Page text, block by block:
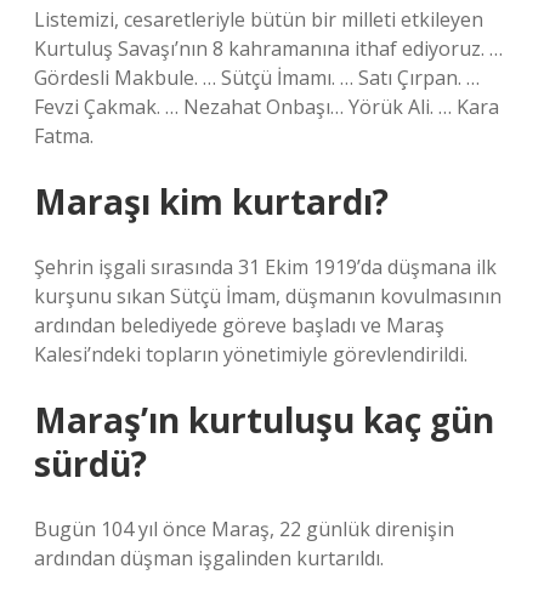
Listemizi, cesaretleriyle bütün bir milleti etkileyen
Kurtuluş Savaşı’nın 8 kahramanına ithaf ediyoruz. …
Gördesli Makbule. … Sütçü İmamı. … Satı Çırpan. …
Fevzi Çakmak. … Nezahat Onbaşı… Yörük Ali. … Kara
Fatma.
Maraşı kim kurtardı?
Şehrin işgali sırasında 31 Ekim 1919’da düşmana ilk
kurşunu sıkan Sütçü İmam, düşmanın kovulmasının
ardından belediyede göreve başladı ve Maraş
Kalesi’ndeki topların yönetimiyle görevlendirildi.
Maraş’ın kurtuluşu kaç gün
sürdü?
Bugün 104 yıl önce Maraş, 22 günlük direnişin
ardından düşman işgalinden kurtarıldı.